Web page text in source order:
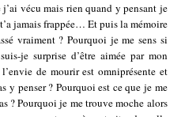
vécu mais rien quand y pensant je
jamais frappée… Et puis la mémoire
vraiment ? Pourquoi je me sens si
je surprise d’être aimée par mon
de mourir est omniprésente et
y penser ? Pourquoi est ce que je me
? Pourquoi je me trouve moche alors